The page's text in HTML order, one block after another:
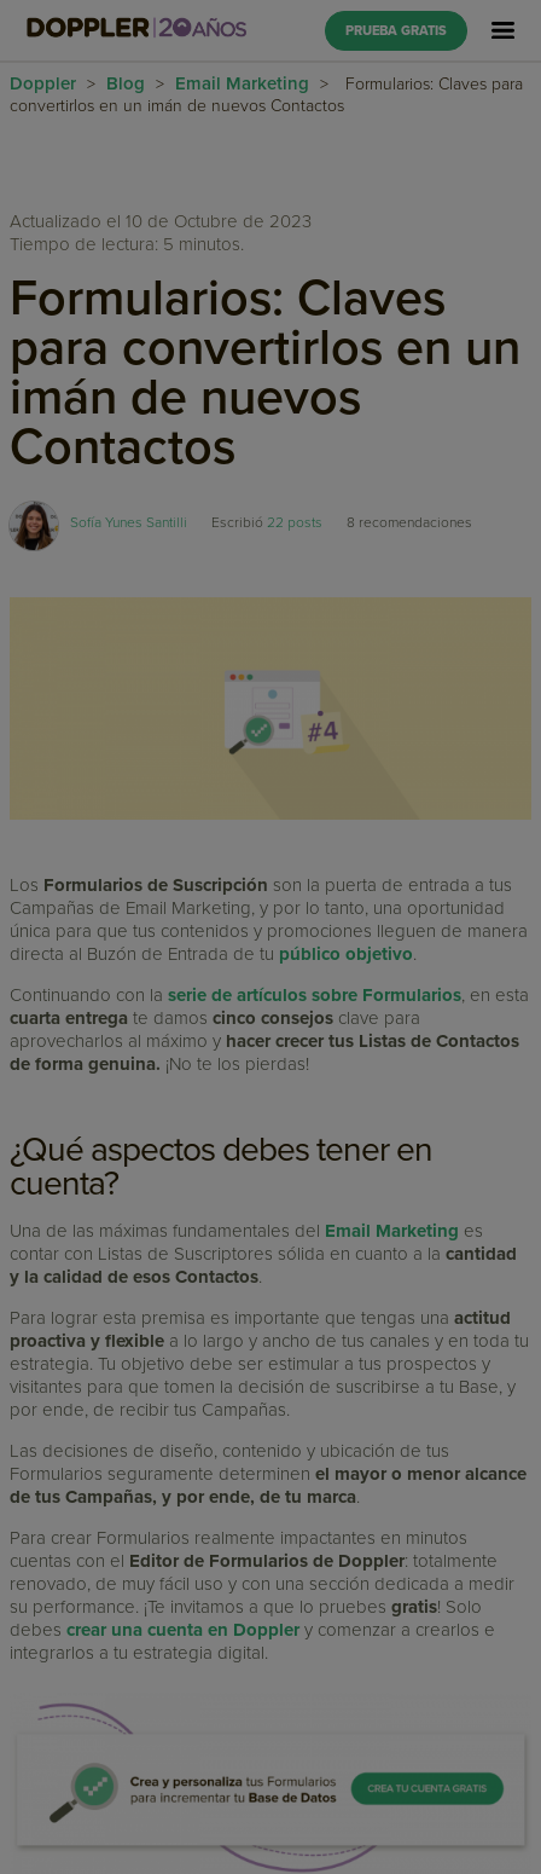
PRUEBA GRATIS
Doppler > Blog > Email Marketing >
Formularios: Claves para
convertirlos en un imán de nuevos Contactos
Actualizado el 10 de Octubre de 2023
Tiempo de lectura: 5 minutos.
Formularios: Claves
para convertirlos en un
imán de nuevos
Contactos
Sofía Yunes Santilli Escribió22 posts 8 recomendaciones
Los Formularios de Suscripción son la puerta de entrada a tus
Campañas de Email Marketing, y por lo tanto, una oportunidad
única para que tus contenidos y promociones lleguen de manera
directa al Buzón de Entrada de tu público objetivo.
Continuando con laserie de artículos sobre Formularios, en esta
cuarta entrega te damoscinco consejos clave para
aprovecharlos al máximo y hacer crecer tus Listas de Contactos
de forma genuina. ¡No te los pierdas!
¿Qué aspectos debes tener en
cuenta?
Una de las máximas fundamentales del Email Marketing es
contar con Listas de Suscriptores sólida en cuanto a lacantidad
y la calidad de esos Contactos
Para lograr esta premisa es importante que tengas unaactitud
proactiva y flexible a lo largo y ancho de tus canales y en toda tu
estrategia. Tu objetivo debe ser estimular a tus prospectos y
visitantes para que tomen la decisión de suscribirse a tu Base, y
por ende, de recibir tus Campañas.
Las decisiones de diseño, contenido y ubicación de tus
Formularios seguramente determinenel mayor o menor alcance
de tus Campañas, y por ende, de tu marca
Para crear Formularios realmente impactantes en minutos
cuentas con el Editor de Formularios de Doppler: totalmente
renovado, de muy fácil uso y con una sección dedicada a medir
su performance. ¡Te invitamos a que lo pruebesgratis! Solo
debescrear una cuenta en Doppler y comenzar a crearlos e
integrarlos a tu estrategia digital.